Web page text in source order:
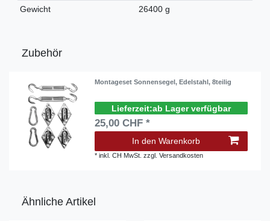
Gewicht
26400 g
Zubehör
Montageset Sonnensegel, Edelstahl, 8teilig
ab Lager verfügbar
25,00 CHF *
In den Warenkorb
*inkl. CH MwSt. zzgl.Versandkosten
Ähnliche Artikel